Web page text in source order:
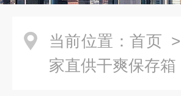
当前位置： 首页 >
家直供干爽保存箱